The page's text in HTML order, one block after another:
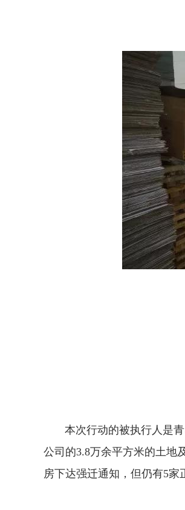
本次行动的被执行人是青
公司的3.8万余平方米的土地
房下达强迁通知，但仍有5家